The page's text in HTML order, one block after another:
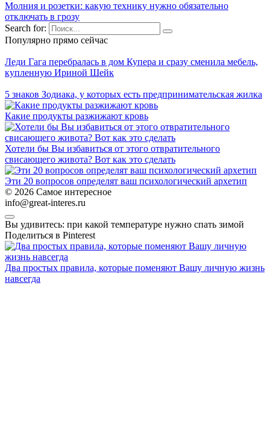
Молния и розетки: какую технику нужно обязательно
отключать в грозу
Search for:
Популярно прямо сейчас
Леди Гага перебралась в дом Купера и сразу сменила мебель,
купленную Ириной Шейк
5 знаков Зодиака, у которых есть предпринимательская жилка
Какие продукты разжижают кровь
Хотели бы Вы избавиться от этого отвратительного
свисающего живота? Вот как это сделать
Эти 20 вопросов определят ваш психологический архетип
© 2026 Самое интересное
info@great-interes.ru
Вы удивитесь: при какой температуре нужно спать зимой
Поделиться в Pinterest
Два простых правила, которые поменяют Вашу личную жизнь
навсегда